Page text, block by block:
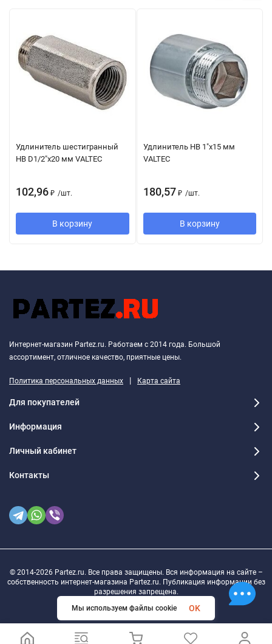
Удлинитель шестигранный
НВ D1/2"x20 мм VALTEC
102,96 ₽ /шт.
В корзину
Удлинитель НВ 1"х15 мм
VALTEC
180,57 ₽ /шт.
В корзину
Интернет-магазин Partez.ru. Работаем с 2014 года. Большой
ассортимент, отличное качество, приятные цены.
Политика персональных данных | Карта сайта
Для покупателей
Информация
Личный кабинет
Контакты
© 2014-2026 Partez.ru. Все права защищены. Вся информация на сайте –
собственность интернет-магазина Partez.ru. Публикация информации без
разрешения запрещена.
Мы используем файлы cookie
OK